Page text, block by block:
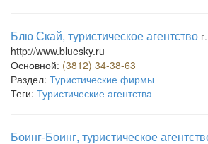
Блю Скай, туристическое агентство
http://www.bluesky.ru
Основной: (3812) 34-38-63
Раздел: Туристические фирмы
Теги: Туристические агентства
Боинг-Боинг, туристическое